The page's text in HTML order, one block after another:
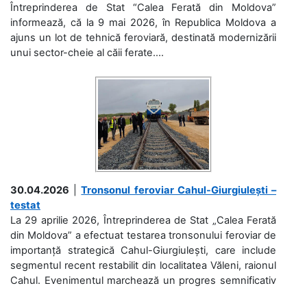
Întreprinderea de Stat “Calea Ferată din Moldova”
informează, că la 9 mai 2026, în Republica Moldova a
ajuns un lot de tehnică feroviară, destinată modernizării
unui sector-cheie al căii ferate....
30.04.2026 |Tronsonul feroviar Cahul-Giurgiulești –
testat
La 29 aprilie 2026, Întreprinderea de Stat „Calea Ferată
din Moldova” a efectuat testarea tronsonului feroviar de
importanță strategică Cahul-Giurgiulești, care include
segmentul recent restabilit din localitatea Văleni, raionul
Cahul. Evenimentul marchează un progres semnificativ